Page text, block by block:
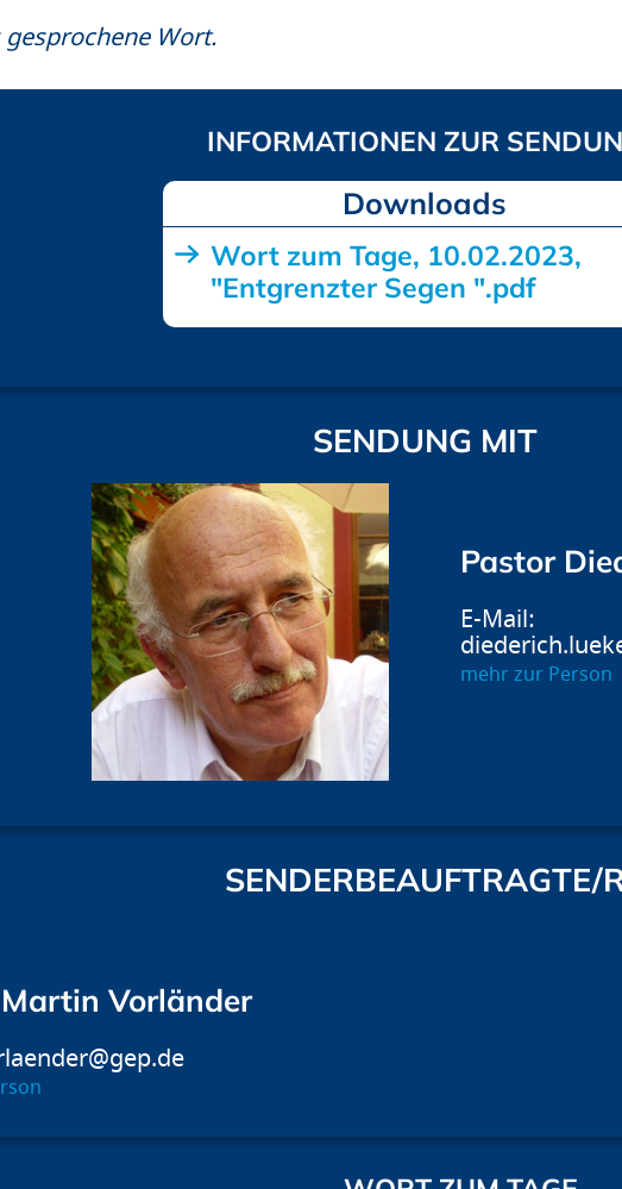
gesprochene Wort.
Downloads
Wort zum Tage, 10.02.2023,
"Entgrenzter Segen ".pdf
SENDUNG MIT
Pastor
mehr zur Person
SENDERBEAUFTRAGTE/
Vorländer